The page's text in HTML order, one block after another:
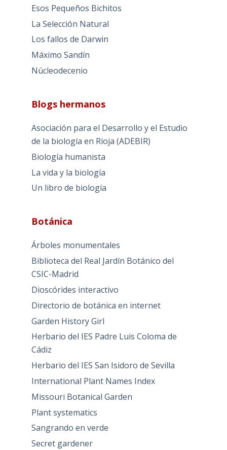
Esos Pequeños Bichitos
La Selección Natural
Los fallos de Darwin
Máximo Sandín
Núcleodecenio
Blogs hermanos
Asociación para el Desarrollo y el Estudio
de la biología en Rioja (ADEBIR)
Biología humanista
La vida y la biología
Un libro de biología
Botánica
Árboles monumentales
Biblioteca del Real Jardín Botánico del
CSIC-Madrid
Dioscórides interactivo
Directorio de botánica en internet
Garden History Girl
Herbario del IES Padre Luis Coloma de
Cádiz
Herbario del IES San Isidoro de Sevilla
International Plant Names Index
Missouri Botanical Garden
Plant systematics
Sangrando en verde
Secret gardener